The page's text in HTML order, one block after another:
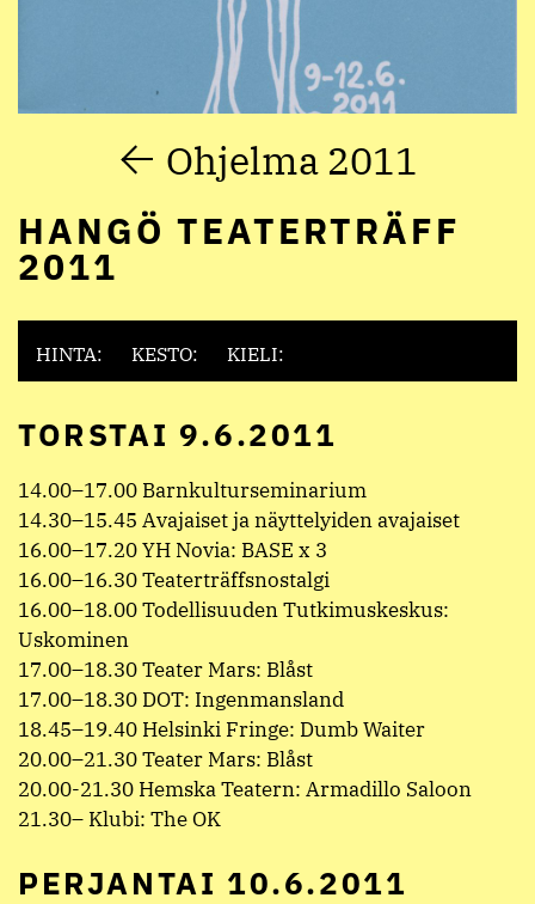
Ohjelma 2011
HANGÖ TEATERTRÄFF
2011
HINTA: KESTO: KIELI:
TORSTAI 9.6.2011
14.00–17.00 Barnkulturseminarium
14.30–15.45 Avajaiset ja näyttelyiden avajaiset
16.00–17.20 YH Novia: BASE x 3
16.00–16.30 Teaterträffsnostalgi
16.00–18.00 Todellisuuden Tutkimuskeskus:
Uskominen
17.00–18.30 Teater Mars: Blåst
17.00–18.30 DOT: Ingenmansland
18.45–19.40 Helsinki Fringe: Dumb Waiter
20.00–21.30 Teater Mars: Blåst
20.00-21.30 Hemska Teatern: Armadillo Saloon
21.30– Klubi: The OK
PERJANTAI 10.6.2011